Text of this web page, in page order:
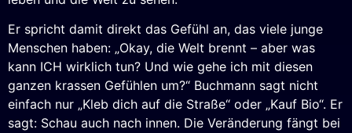
Er spricht damit direkt das Gefühl an, das viele junge
Menschen haben: „Okay, die Welt brennt – aber was
kann ICH wirklich tun? Und wie gehe ich mit diesen
ganzen krassen Gefühlen um?“ Buchmann sagt nicht
einfach nur „Kleb dich auf die Straße“ oder „Kauf Bio“. Er
sagt: Schau auch nach innen. Die Veränderung fängt bei